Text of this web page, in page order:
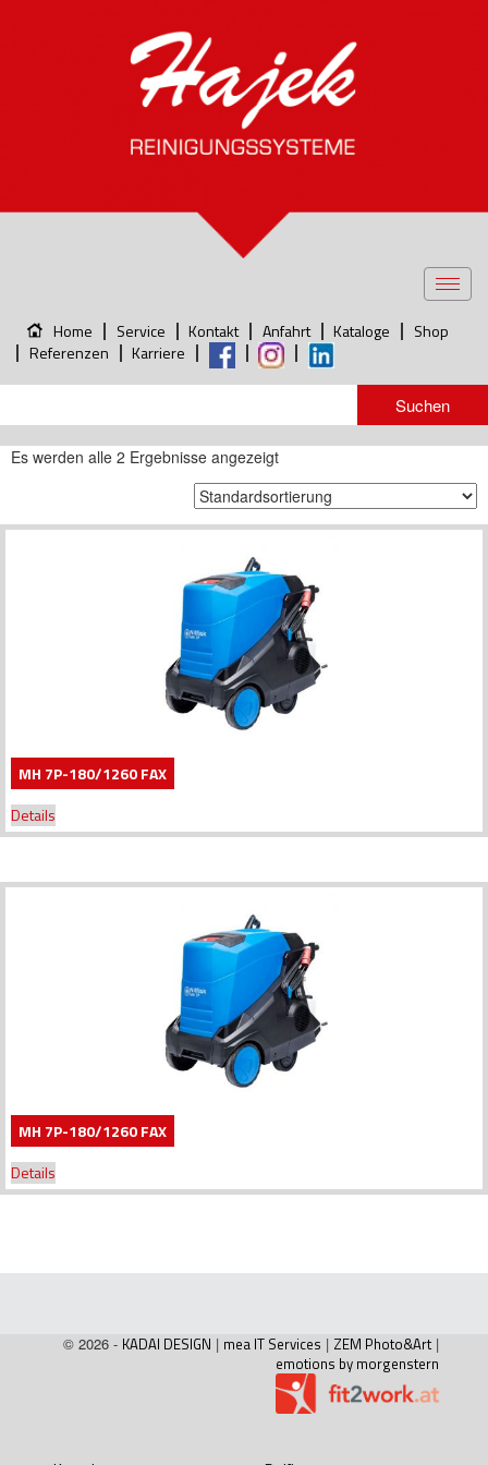
Home Service Kontakt Anfahrt Kataloge
Shop
Referenzen
Karriere
Es werden alle 2 Ergebnisse angezeigt
MH 7P-180/1260 FAX
Details
MH 7P-180/1260 FAX
Details
© 2026 - KADAI DESIGN | mea IT Services | ZEM Photo&Art |
emotions by morgenstern